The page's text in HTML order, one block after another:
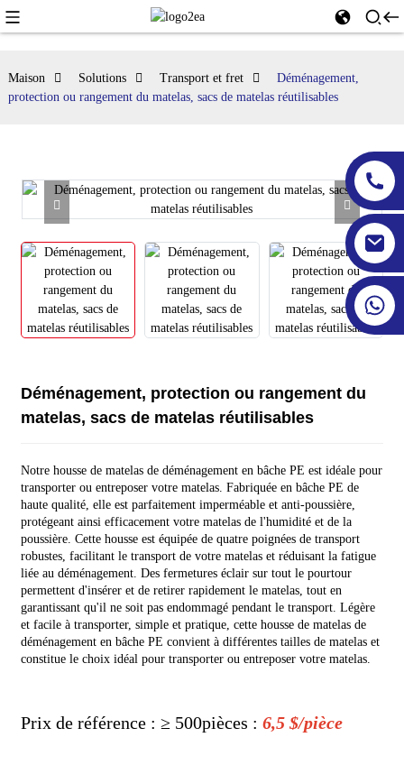
Maison Solutions Transport et fret
Déménagement,
protection ou rangement du matelas, sacs de matelas réutilisables
Déménagement, protection ou rangement du
matelas, sacs de matelas réutilisables
Notre housse de matelas de déménagement en bâche PE est idéale pour
transporter ou entreposer votre matelas. Fabriquée en bâche PE de
haute qualité, elle est parfaitement imperméable et anti-poussière,
protégeant ainsi efficacement votre matelas de l'humidité et de la
poussière. Cette housse est équipée de quatre poignées de transport
robustes, facilitant le transport de votre matelas et réduisant la fatigue
liée au déménagement. Des fermetures éclair sur tout le pourtour
permettent d'insérer et de retirer rapidement le matelas, tout en
garantissant qu'il ne soit pas endommagé pendant le transport. Légère
et facile à transporter, simple et pratique, cette housse de matelas de
déménagement en bâche PE convient à différentes tailles de matelas et
constitue le choix idéal pour transporter ou entreposer votre matelas.
Prix ​​de référence : ≥ 500pièces : 6,5 $/pièce